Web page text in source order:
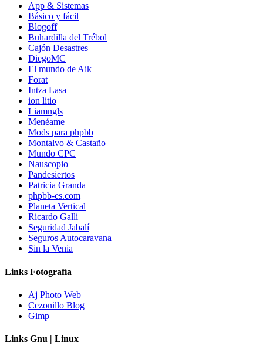
App & Sistemas
Básico y fácil
Blogoff
Buhardilla del Trébol
Cajón Desastres
DiegoMC
El mundo de Aik
Forat
Intza Lasa
ion litio
Liamngls
Menéame
Mods para phpbb
Montalvo & Castaño
Mundo CPC
Nauscopio
Pandesiertos
Patricia Granda
phpbb-es.com
Planeta Vertical
Ricardo Galli
Seguridad Jabalí
Seguros Autocaravana
Sin la Venia
Links Fotografía
Aj Photo Web
Cezonillo Blog
Gimp
Links Gnu | Linux